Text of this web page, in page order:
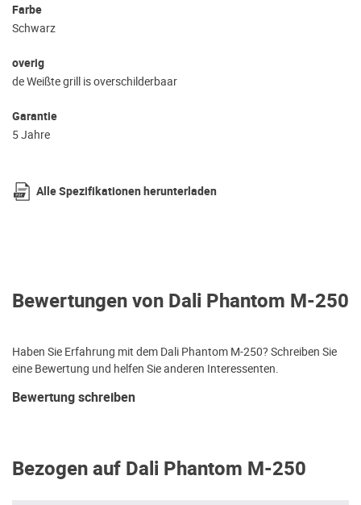
Farbe
Schwarz
overig
de Weißte grill is overschilderbaar
Garantie
5 Jahre
Alle Spezifikationen herunterladen
Bewertungen von Dali Phantom M-250
Haben Sie Erfahrung mit dem Dali Phantom M-250? Schreiben Sie
eine Bewertung und helfen Sie anderen Interessenten.
Bewertung schreiben
Bezogen auf Dali Phantom M-250